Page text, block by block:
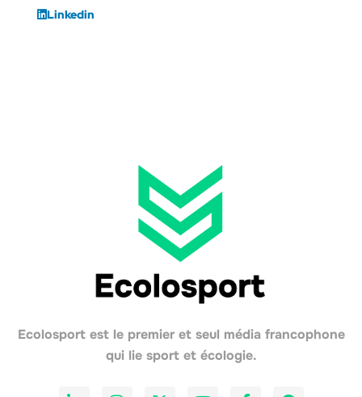
Linkedin
Ecolosport est le premier et seul média francophone
qui lie sport et écologie.